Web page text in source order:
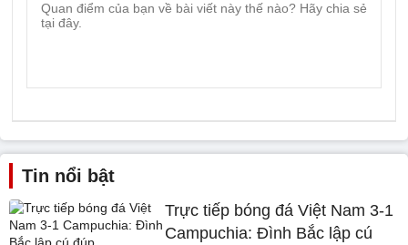
Tin nổi bật
Trực tiếp bóng đá Việt Nam 3-1
Campuchia: Đình Bắc lập cú